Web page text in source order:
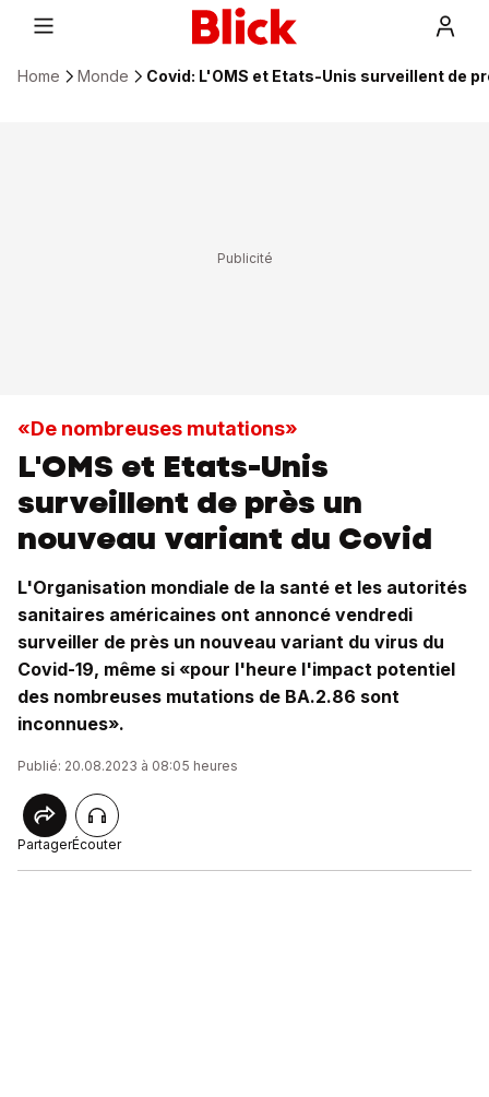
Home Monde Covid: L'OMS et Etats-Unis surveillent de
«De nombreuses mutations»
L'OMS et Etats-Unis
surveillent de près un
nouveau variant du Covid
L'Organisation mondiale de la santé et les autorités
sanitaires américaines ont annoncé vendredi
surveiller de près un nouveau variant du virus du
Covid-19, même si «pour l'heure l'impact potentiel
des nombreuses mutations de BA.2.86 sont
inconnues».
Publié: 20.08.2023 à 08:05 heures
PartagerÉcouter